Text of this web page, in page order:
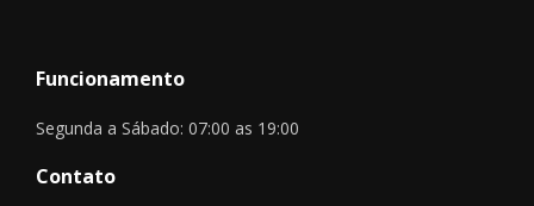
Funcionamento
Segunda a Sábado: 07:00 as 19:00
Contato